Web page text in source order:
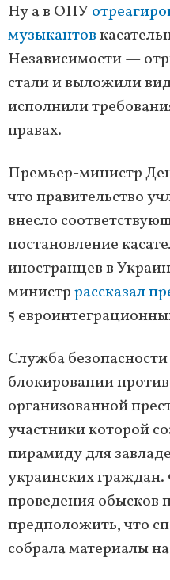
Ну а в ОПУ
музыкантов
Независимости —
стали и выложили
исполнили
правах.
Премьер-министр
что правительство
внесло
постановление
иностранцев в
министррассказал
5
Служба
блокировании
организованной
участники которой
пирамиду для
украинских
проведения обысков
предположить, что
собрала материалы